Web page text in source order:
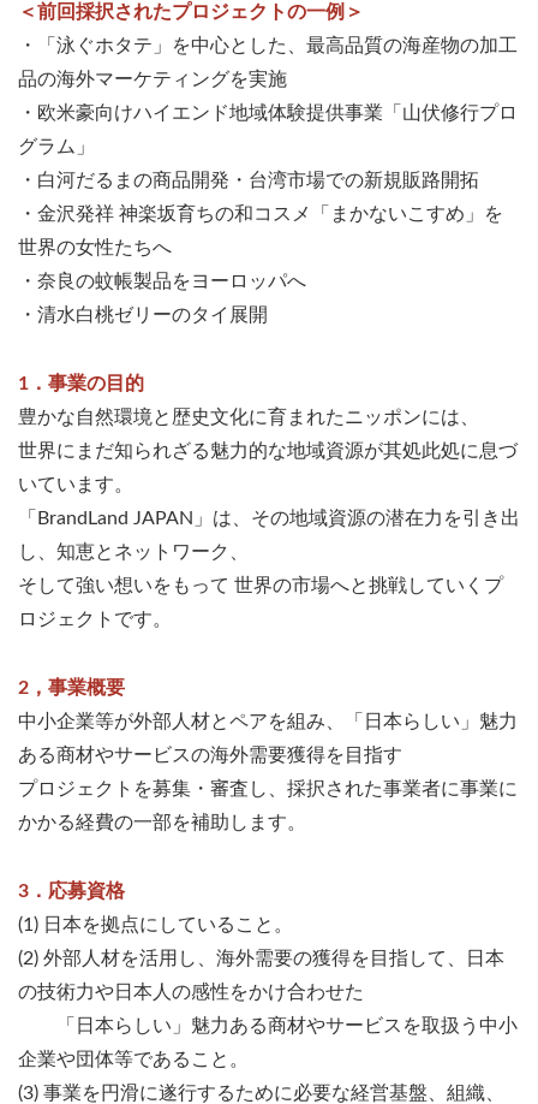
＜前回採択されたプロジェクトの一例＞
・「泳ぐホタテ」を中心とした、最高品質の海産物の加工
品の海外マーケティングを実施
・欧米豪向けハイエンド地域体験提供事業「山伏修行プロ
グラム」
・白河だるまの商品開発・台湾市場での新規販路開拓
・金沢発祥 神楽坂育ちの和コスメ「まかないこすめ」を
世界の女性たちへ
・奈良の蚊帳製品をヨーロッパへ
・清水白桃ゼリーのタイ展開
1．事業の目的
豊かな自然環境と歴史文化に育まれたニッポンには、
世界にまだ知られざる魅力的な地域資源が其処此処に息づ
いています。
「BrandLand JAPAN」は、その地域資源の潜在力を引き出
し、知恵とネットワーク、
そして強い想いをもって 世界の市場へと挑戦していくプ
ロジェクトです。
2，事業概要
中小企業等が外部人材とペアを組み、「日本らしい」魅力
ある商材やサービスの海外需要獲得を目指す
プロジェクトを募集・審査し、採択された事業者に事業に
かかる経費の一部を補助します。
3．応募資格
(1) 日本を拠点にしていること。
(2) 外部人材を活用し、海外需要の獲得を目指して、日本
の技術力や日本人の感性をかけ合わせた
「日本らしい」魅力ある商材やサービスを取扱う中小
企業や団体等であること。
(3) 事業を円滑に遂行するために必要な経営基盤、組織、